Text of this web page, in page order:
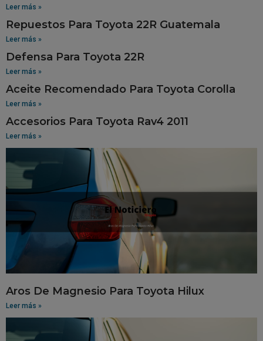
Leer más »
Repuestos Para Toyota 22R Guatemala
Leer más »
Defensa Para Toyota 22R
Leer más »
Aceite Recomendado Para Toyota Corolla
Leer más »
Accesorios Para Toyota Rav4 2011
Leer más »
Aros De Magnesio Para Toyota Hilux
Leer más »